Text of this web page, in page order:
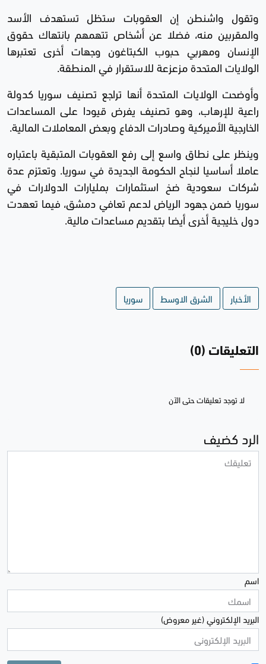
وتقول واشنطن إن العقوبات ستظل تستهدف الأسد
والمقربين منه، فضلا عن أشخاص تتهمهم بانتهاك حقوق
الإنسان ومهربي حبوب الكبتاغون وجهات أخرى تعتبرها
الولايات المتحدة مزعزعة للاستقرار في المنطقة.
وأوضحت الولايات المتحدة أنها تراجع تصنيف سوريا كدولة
راعية للإرهاب، وهو تصنيف يفرض قيودا على المساعدات
الخارجية الأميركية وصادرات الدفاع وبعض المعاملات المالية.
وينظر على نطاق واسع إلى رفع العقوبات المتبقية باعتباره
عاملا أساسيا لنجاح الحكومة الجديدة في سوريا. وتعتزم عدة
شركات سعودية ضخ استثمارات بمليارات الدولارات في
سوريا ضمن جهود الرياض لدعم تعافي دمشق، فيما تعهدت
دول خليجية أخرى أيضا بتقديم مساعدات مالية.
الأخبار الشرق الاوسط سوريا
التعليقات (0)
لا توجد تعليقات حتى الآن
الرد كضيف
اسم
البريد الإلكتروني (غير معروض)